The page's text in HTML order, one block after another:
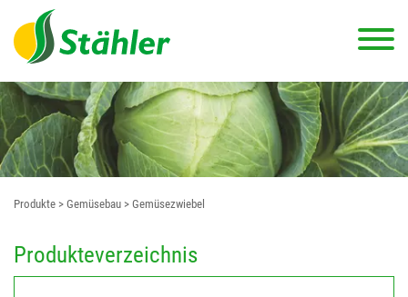
Produkte > Gemüsebau > Gemüsezwiebel
Produkteverzeichnis